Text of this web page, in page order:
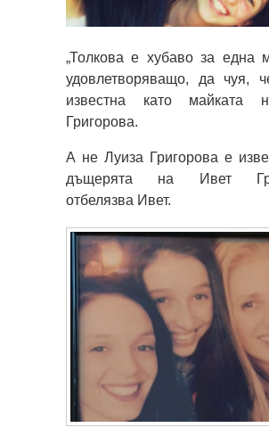
„Толкова е хубаво за една
удовлетворяващо, да чуя,
известна като майката
Григорова.
А не Луиза Григорова е
дъщерята на Ивет
отбелязва Ивет.